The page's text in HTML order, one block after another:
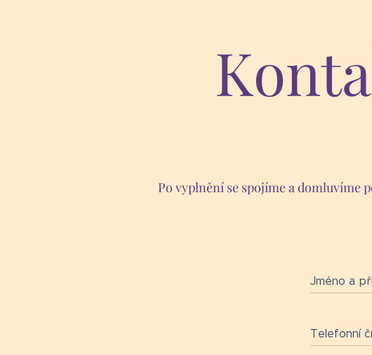
Po vyplnění se spojíme a domluvíme
Jméno a
Telefonní